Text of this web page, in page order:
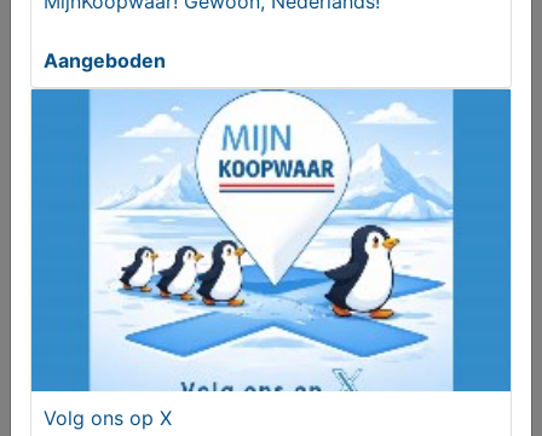
Mercedes AMG 17 inch Styling 3 ET30
Aangeboden
Volg ons op X